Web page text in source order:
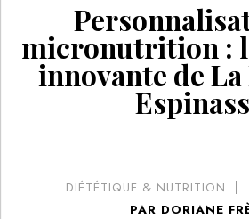
micronutrition :
innovante de
DIÉTÉTIQUE & NUTRITION
PAR DORIANE